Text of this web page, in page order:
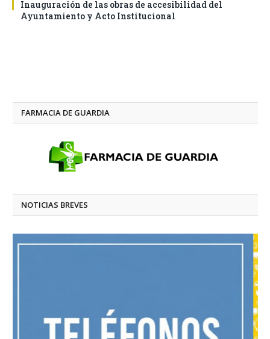
Inauguración de las obras de accesibilidad del
Ayuntamiento y Acto Institucional
FARMACIA DE GUARDIA
NOTICIAS BREVES